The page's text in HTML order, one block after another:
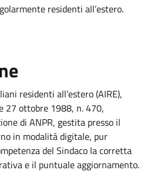
residenti all’estero.
residenti all’estero (AIRE),
27 ottobre 1988, n. 470,
di ANPR, gestita presso il
in modalità digitale, pur
del Sindaco la corretta
e il puntuale aggiornamento.